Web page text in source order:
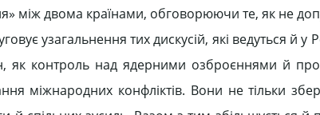
між двома країнами, обговорюючи те, як не
узагальнення тих дискусій, які ведуться й у
як контроль над ядерними озброєннями й
міжнародних конфліктів. Вони не тільки